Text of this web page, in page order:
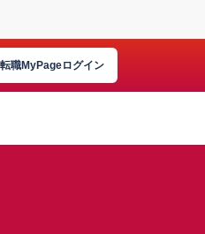
転職MyPageログイン